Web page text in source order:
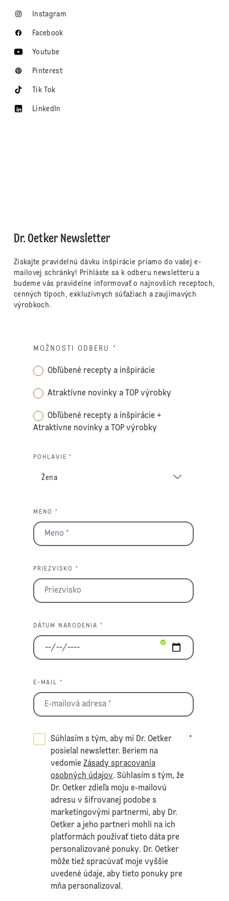
Instagram
Facebook
Youtube
Pinterest
Tik Tok
LinkedIn
Dr. Oetker Newsletter
Získajte pravidelnú dávku inšpirácie priamo do vašej e-
mailovej schránky! Prihláste sa k odberu newsletteru a
budeme vás pravidelne informovať o najnovších receptoch,
cenných tipoch, exkluzívnych súťažiach a zaujímavých
výrobkoch.
MOŽNOSTI ODBERU *
Obľúbené recepty a inšpirácie
Atraktívne novinky a TOP výrobky
Obľúbené recepty a inšpirácie +
Atraktívne novinky a TOP výrobky
POHLAVIE *
MENO *
PRIEZVISKO *
DÁTUM NARODENIA *
E-MAIL *
Súhlasím s tým, aby mi Dr. Oetker
posielal newsletter. Beriem na
vedomieZásady spracovania
osobných údajov. Súhlasím s tým, že
Dr. Oetker zdieľa moju e-mailovú
adresu v šifrovanej podobe s
marketingovými partnermi, aby Dr.
Oetker a jeho partneri mohli na ich
platformách používať tieto dáta pre
personalizované ponuky. Dr. Oetker
môže tiež spracúvať moje vyššie
uvedené údaje, aby tieto ponuky pre
mňa personalizoval.
*